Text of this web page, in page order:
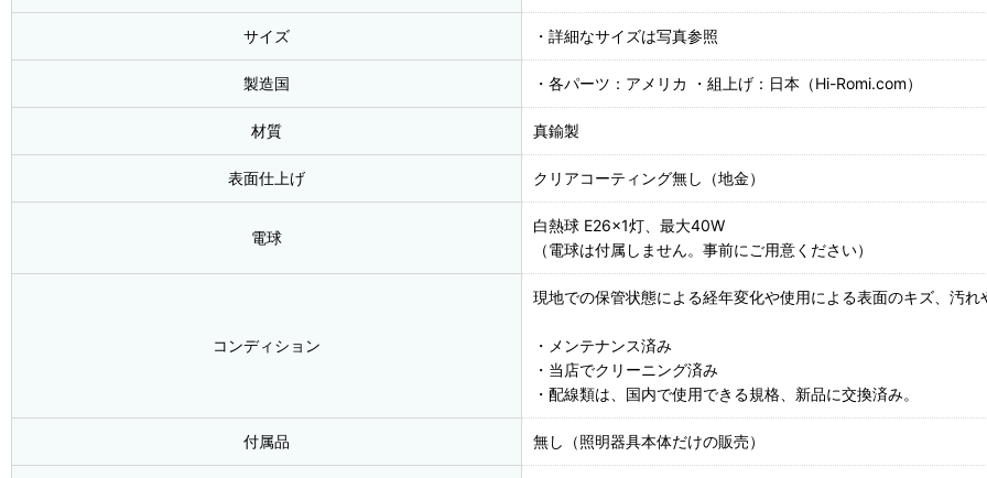
サイズ ・詳細なサイズは写真参照
製造国 ・各パーツ：アメリカ ・組上げ：日本（Hi-Romi.com）
材質 真鍮製
表面仕上げ クリアコーティング無し（地金）
電球
白熱球 E26×1灯、最大40W
（電球は付属しません。事前にご用意ください）
コンディション
現地での保管状態による経年変化や使用による表面のキズ、汚れ
・メンテナンス済み
・当店でクリーニング済み
・配線類は、国内で使用できる規格、新品に交換済み。
付属品 無し（照明器具本体だけの販売）